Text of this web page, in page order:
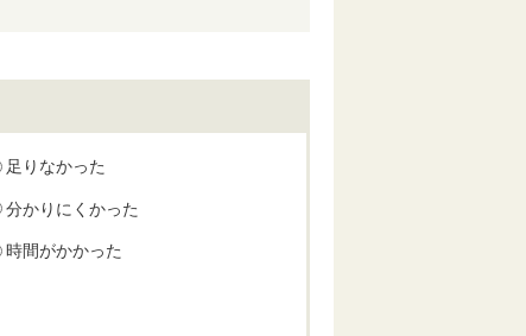
足りなかった
分かりにくかった
時間がかかった